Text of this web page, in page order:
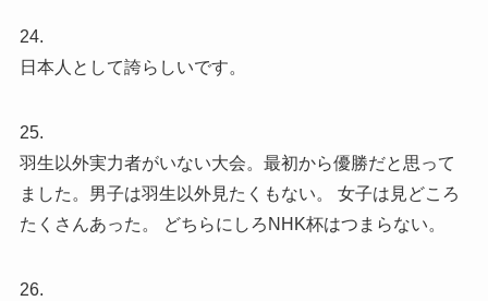
24.
日本人として誇らしいです。
25.
羽生以外実力者がいない大会。最初から優勝だと思って
ました。男子は羽生以外見たくもない。 女子は見どころ
たくさんあった。 どちらにしろNHK杯はつまらない。
26.